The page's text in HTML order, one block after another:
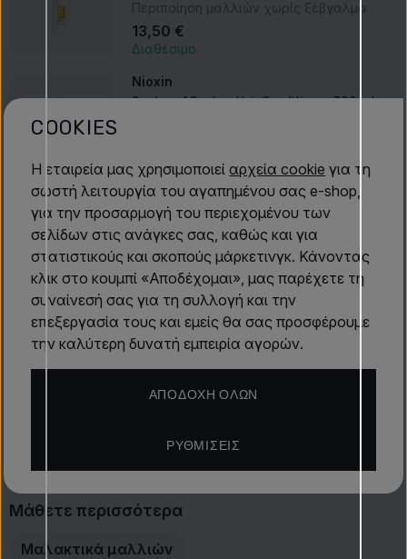
Περιγραφή προϊόντος
Χαρακτηριστικά
Μάθετε περισσότερα
Μαλακτικά μαλλιών
Περιποίηση μαλλιών χωρίς ξέβγαλμα
13,50 €
Διαθέσιμο
Nioxin
System 1 Scalp + Hair Conditioner 300 ml
12,50 €
Διαθέσιμο
COOKIES
Η εταιρεία μας χρησιμοποιείαρχεία cookie για τη
σωστή λειτουργία του αγαπημένου σας e-shop,
για την προσαρμογή του περιεχομένου των
σελίδων στις ανάγκες σας, καθώς και για
στατιστικούς και σκοπούς μάρκετινγκ. Κάνοντας
κλικ στο κουμπί «Αποδέχομαι», μας παρέχετε τη
συναίνεσή σας για τη συλλογή και την
επεξεργασία τους και εμείς θα σας προσφέρουμε
την καλύτερη δυνατή εμπειρία αγορών.
ΡΥΘΜΊΣΕΙΣ
ΑΠΟΔΟΧΉ ΌΛΩΝ